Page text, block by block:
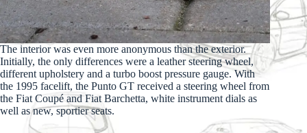
The interior was even more anonymous than the exterior.
Initially, the only differences were a leather steering wheel,
different upholstery and a turbo boost pressure gauge. With
the 1995 facelift, the Punto GT received a steering wheel from
the Fiat Coupé and Fiat Barchetta, white instrument dials as
well as new, sportier seats.